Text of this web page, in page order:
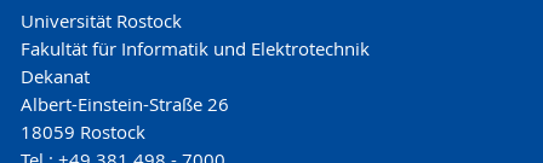
Universität Rostock
Fakultät für Informatik und Elektrotechnik
Dekanat
Albert-Einstein-Straße 26
18059 Rostock